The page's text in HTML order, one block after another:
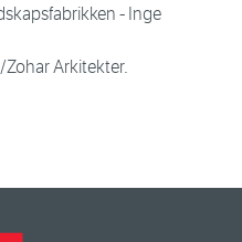
- Inge
Arkitekter.